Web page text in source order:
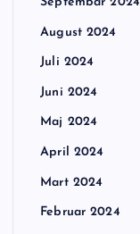
August 2024
Juli 2024
Juni 2024
Maj 2024
April 2024
Mart 2024
Februar 2024